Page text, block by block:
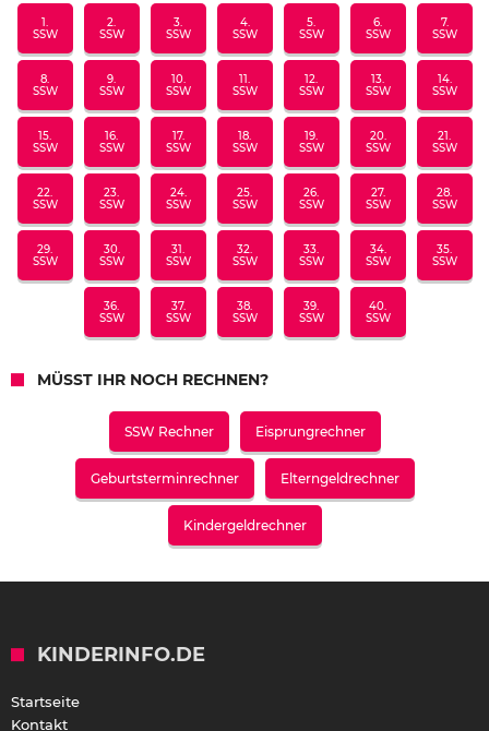
1.
SSW
2.
SSW
3.
SSW
4.
SSW
5.
SSW
6.
SSW
7.
SSW
8.
SSW
9.
SSW
10.
SSW
11.
SSW
12.
SSW
13.
SSW
14.
SSW
15.
SSW
16.
SSW
17.
SSW
18.
SSW
19.
SSW
20.
SSW
21.
SSW
22.
SSW
23.
SSW
24.
SSW
25.
SSW
26.
SSW
27.
SSW
28.
SSW
29.
SSW
30.
SSW
31.
SSW
32.
SSW
33.
SSW
34.
SSW
35.
SSW
36.
SSW
37.
SSW
38.
SSW
39.
SSW
40.
SSW
MÜSST IHR NOCH RECHNEN?
SSW Rechner Eisprungrechner
Geburtsterminrechner Elterngeldrechner
Kindergeldrechner
KINDERINFO.DE
Startseite
Kontakt